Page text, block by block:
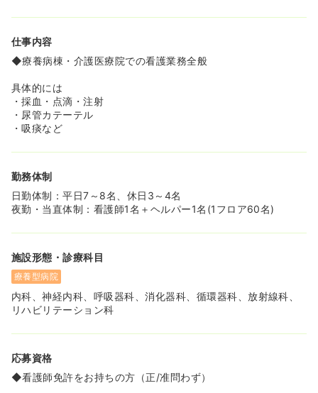
す。
ども開催され、患者様も働く人も楽しく過ごす工夫のある
病院です◎
≪残業ゼロでワークライフバランスを実現できます！≫ ◆
院長先生の方針で残業はゼロ！ 勉強会もほぼなく、家庭や
趣味の時間もしっかり確保できます。 ◆現看護部長様も
「家族を大事にできる」と実感されており、ゆったりと長
◆落ち着いた病棟で、人間関係は非常に穏やかです◎
◆若手の方にはベテラン看護師さんがお母さんのように面
倒を見てくれる温かい雰囲気があります。
≪介護士さんと連携し、看護業務に専念できます！≫
ンなども担当。看護師さんは専門的な看護業務に専念でき
る体制です！
仕事内容
◆療養病棟・介護医療院での看護業務全般
具体的には
・採血・点滴・注射
・尿管カテーテル
・吸痰など
勤務体制
日勤体制：平日7～8名、休日3～4名
夜勤・当直体制：看護師1名＋ヘルパー1名(1フロア60名)
施設形態・診療科目
療養型病院
内科、神経内科、呼吸器科、消化器科、循環器科、放射線科、
リハビリテーション科
応募資格
◆看護師免許をお持ちの方（正/准問わず）